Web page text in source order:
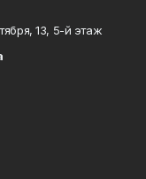
13, 5-й этаж